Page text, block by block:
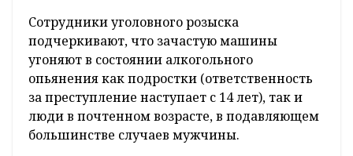
Сотрудники уголовного розыска
подчеркивают, что зачастую машины
угоняют в состоянии алкогольного
опьянения как подростки (ответственность
за преступление наступает с 14 лет), так и
люди в почтенном возрасте, в подавляющем
большинстве случаев мужчины.